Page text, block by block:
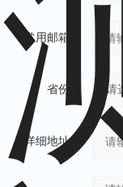
常用邮箱：
省份：
详细地址：